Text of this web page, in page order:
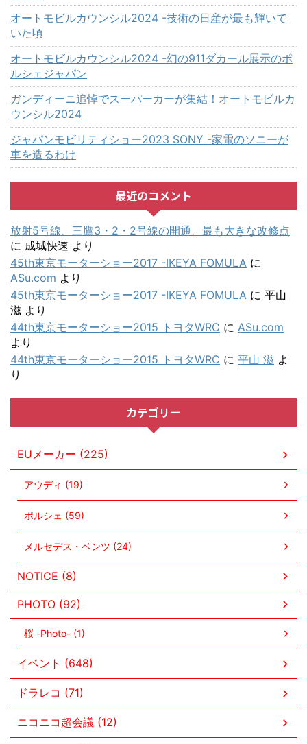
オートモビルカウンシル2024 -技術の日産が最も輝いて
いた頃
オートモビルカウンシル2024 -幻の911ダカール展示のポ
ルシェジャパン
ガンディーニ追悼でスーパーカーが集結！オートモビルカ
ウンシル2024
ジャパンモビリティショー2023 SONY -家電のソニーが
車を造るわけ
最近のコメント
放射5号線、三鷹3・2・2号線の開通、最も大きな改修点
に 成城快速 より
45th東京モーターショー2017 -IKEYA FOMULA に
ASu.com より
45th東京モーターショー2017 -IKEYA FOMULA に 平山
滋 より
44th東京モーターショー2015 トヨタWRC に ASu.com
より
44th東京モーターショー2015 トヨタWRC に 平山 滋 よ
り
カテゴリー
EUメーカー (225)
アウディ (19)
ポルシェ (59)
メルセデス・ベンツ (24)
NOTICE (8)
PHOTO (92)
桜 -Photo- (1)
イベント (648)
ドラレコ (71)
ニコニコ超会議 (12)